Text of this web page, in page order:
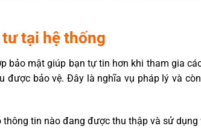
tại hệ thống
bảo mật giúp bạn tự tin hơn khi tham gia
được bảo vệ. Đây là nghĩa vụ pháp lý và
tin nào đang được thu thập và sử dụng